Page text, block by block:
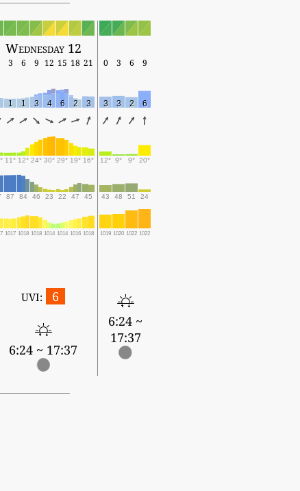
Wednesday 12
3 6 9 12 15 18 21 0 3 6
9
1 1 3 4 6 2 3 3 3 2 6
11° 12° 24° 30° 29° 19° 16° 12° 9° 9° 20°
87 84 46 23 22 47 45 43 48 51 24
1017 1018 1018 1014 1014 1016 1018 1019 1020 1022 1022
UVI: 6
6:24 ~ 17:37
6:24 ~
17:37